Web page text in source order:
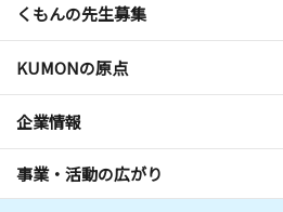
くもんの先生募集
KUMONの原点
企業情報
事業・活動の広がり